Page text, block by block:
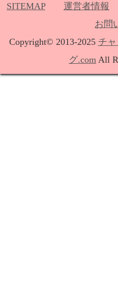
SITEMAP 運営者情報
お問
Copyright© 2013-2025 チ
グ.com All